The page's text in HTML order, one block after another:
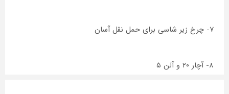
۷- چرخ زیر شاسی برای حمل نقل آسان
۸- آچار ۲۰ و آلن ۵